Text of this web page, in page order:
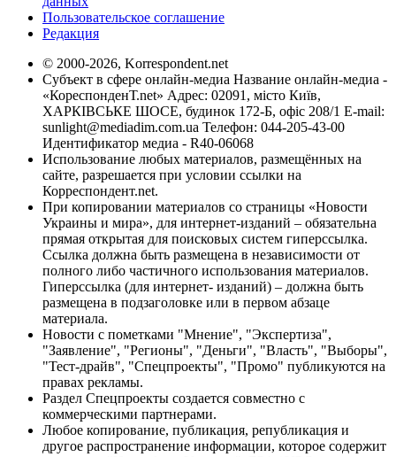
Пользовательское соглашение
Редакция
© 2000-2026, Korrespondent.net
Субъект в сфере онлайн-медиа Название онлайн-медиа -
«КореспонденТ.net» Адрес: 02091, місто Київ,
ХАРКІВСЬКЕ ШОСЕ, будинок 172-Б, офіс 208/1 E-mail:
sunlight@mediadim.com.ua Телефон: 044-205-43-00
Идентификатор медиа - R40-06068
Использование любых материалов, размещённых на
сайте, разрешается при условии ссылки на
Корреспондент.net.
При копировании материалов со страницы «Новости
Украины и мира», для интернет-изданий – обязательна
прямая открытая для поисковых систем гиперссылка.
Ссылка должна быть размещена в независимости от
полного либо частичного использования материалов.
Гиперссылка (для интернет- изданий) – должна быть
размещена в подзаголовке или в первом абзаце
материала.
Новости с пометками "Мнение", "Экспертиза",
"Заявление", "Регионы", "Деньги", "Власть", "Выборы",
"Тест-драйв", "Спецпроекты", "Промо" публикуются на
правах рекламы.
Раздел Спецпроекты создается совместно с
коммерческими партнерами.
Любое копирование, публикация, републикация и
другое распространение информации, которое содержит